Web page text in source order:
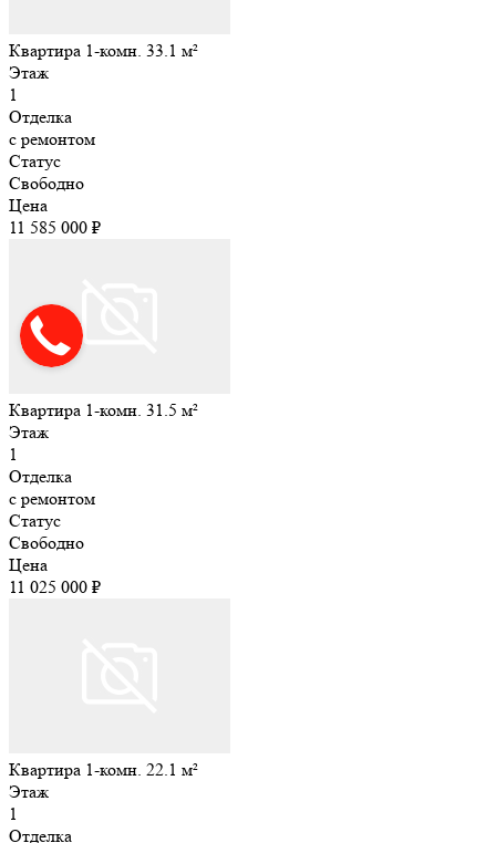
Квартира 1-комн. 33.1 м²
Этаж
1
Отделка
с ремонтом
Статус
Свободно
Цена
11 585 000 ₽
Квартира 1-комн. 31.5 м²
Этаж
1
Отделка
с ремонтом
Статус
Свободно
Цена
11 025 000 ₽
Квартира 1-комн. 22.1 м²
Этаж
1
Отделка